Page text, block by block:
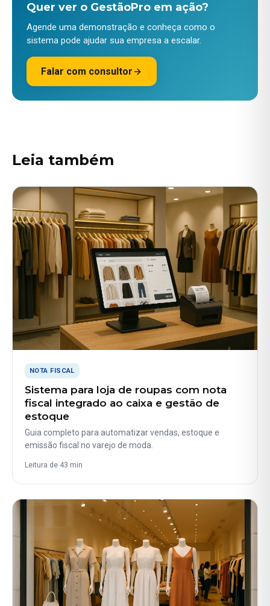
Quer ver o GestãoPro em ação?
Agende uma demonstração e conheça como o
sistema pode ajudar sua empresa a escalar.
Falar com consultor
Leia também
NOTA FISCAL
Sistema para loja de roupas com nota
fiscal integrado ao caixa e gestão de
estoque
Guia completo para automatizar vendas, estoque e
emissão fiscal no varejo de moda.
Leitura de 43 min